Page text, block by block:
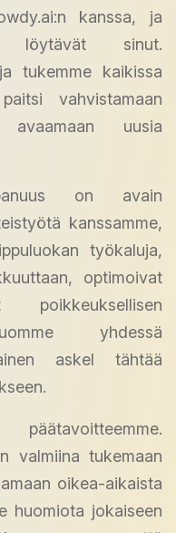
kanssa, ja
löytävät sinut.
tukemme kaikissa
vahvistamaan
avaamaan uusia
on avain
kanssamme,
työkaluja,
optimoivat
yhdessä
askel tähtää
valmiina tukemaan
oikea-aikaista
huomiota jokaiseen